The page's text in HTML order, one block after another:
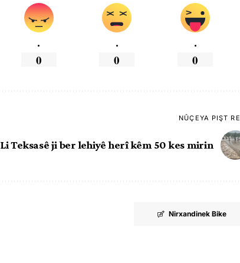
.
0
.
0
.
0
NÛÇEYA PIŞT RE
Li Teksasê ji ber lehiyê herî kêm 50 kes mirin
Nirxandinek Bike